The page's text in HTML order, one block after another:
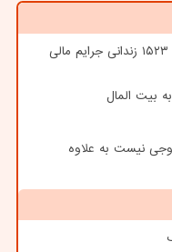
مشارکت ستاد اجرائی فرمان امام در آزادی ۱۵۲۳ زندانی جرایم مالی
نیست به علاوه